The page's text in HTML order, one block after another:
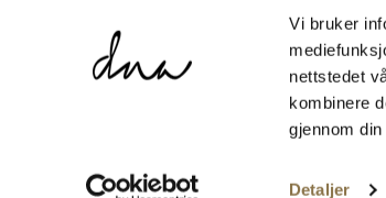
Vi bruker
nettstedet
kombinere
gjennom
Detaljer